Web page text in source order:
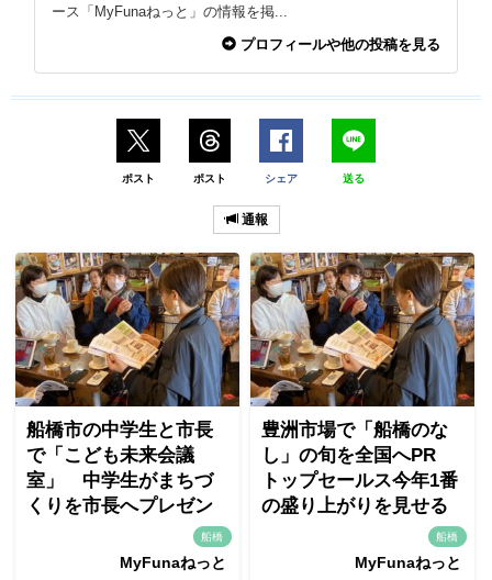
ース「MyFunaねっと」の情報を掲...
プロフィールや他の投稿を見る
ポスト ポスト シェア 送る
通報
船橋市の中学生と市長
で「こども未来会議
室」 中学生がまちづ
くりを市長へプレゼン
船橋
MyFunaねっと
豊洲市場で「船橋のな
し」の旬を全国へPR
トップセールス今年1番
の盛り上がりを見せる
船橋
MyFunaねっと